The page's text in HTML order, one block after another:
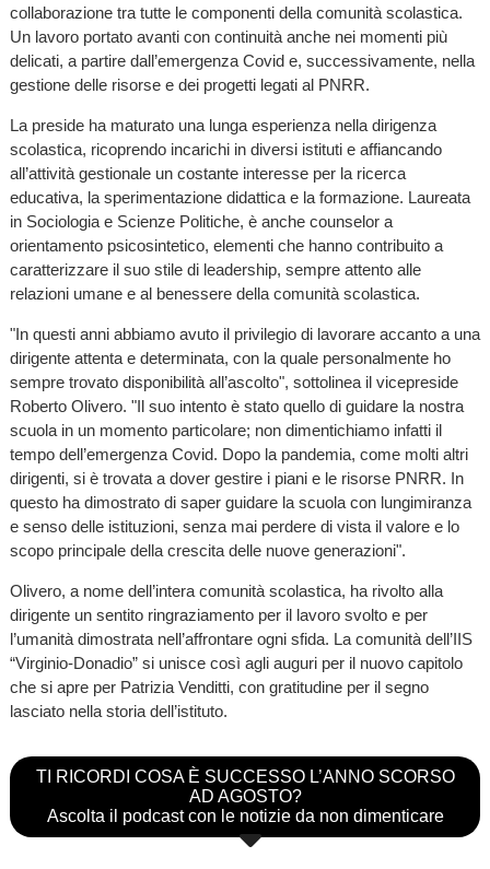
collaborazione tra tutte le componenti della comunità scolastica.
Un lavoro portato avanti con continuità anche nei momenti più
delicati, a partire dall’emergenza Covid e, successivamente, nella
gestione delle risorse e dei progetti legati al PNRR.
La preside ha maturato una lunga esperienza nella dirigenza
scolastica, ricoprendo incarichi in diversi istituti e affiancando
all’attività gestionale un costante interesse per la ricerca
educativa, la sperimentazione didattica e la formazione. Laureata
in Sociologia e Scienze Politiche, è anche counselor a
orientamento psicosintetico, elementi che hanno contribuito a
caratterizzare il suo stile di leadership, sempre attento alle
relazioni umane e al benessere della comunità scolastica.
"In questi anni abbiamo avuto il privilegio di lavorare accanto a una
dirigente attenta e determinata, con la quale personalmente ho
sempre trovato disponibilità all’ascolto", sottolinea il vicepreside
Roberto Olivero. "Il suo intento è stato quello di guidare la nostra
scuola in un momento particolare; non dimentichiamo infatti il
tempo dell’emergenza Covid. Dopo la pandemia, come molti altri
dirigenti, si è trovata a dover gestire i piani e le risorse PNRR. In
questo ha dimostrato di saper guidare la scuola con lungimiranza
e senso delle istituzioni, senza mai perdere di vista il valore e lo
scopo principale della crescita delle nuove generazioni".
Olivero, a nome dell’intera comunità scolastica, ha rivolto alla
dirigente un sentito ringraziamento per il lavoro svolto e per
l’umanità dimostrata nell’affrontare ogni sfida. La comunità dell’IIS
“Virginio-Donadio” si unisce così agli auguri per il nuovo capitolo
che si apre per Patrizia Venditti, con gratitudine per il segno
lasciato nella storia dell’istituto.
TI RICORDI COSA È SUCCESSO L’ANNO SCORSO
AD AGOSTO?
Ascolta il podcast con le notizie da non dimenticare